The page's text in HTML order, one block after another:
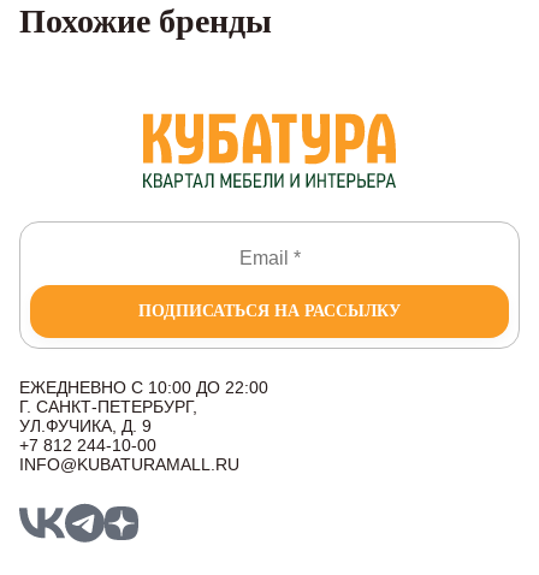
Похожие бренды
ПОДПИСАТЬСЯ НА РАССЫЛКУ
ЕЖЕДНЕВНО С 10:00 ДО 22:00
Г. САНКТ-ПЕТЕРБУРГ,
УЛ.ФУЧИКА, Д. 9
+7 812 244-10-00
INFO@KUBATURAMALL.RU